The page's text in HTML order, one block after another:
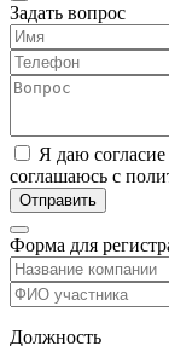
Задать вопрос
Я даю
соглашаюсь с
Форма для
Должность